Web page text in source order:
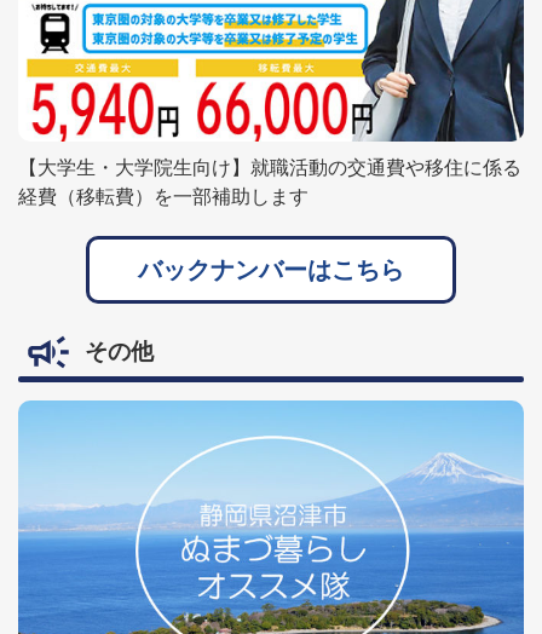
【大学生・大学院生向け】就職活動の交通費や移住に係る
経費（移転費）を一部補助します
バックナンバーはこちら
その他